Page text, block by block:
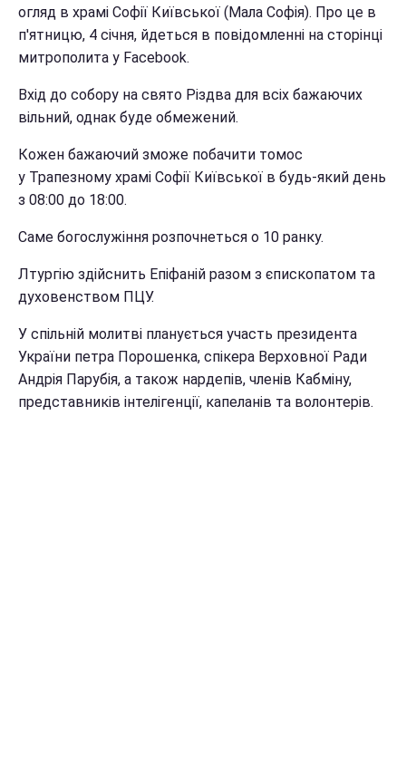
огляд в храмі Софії Київської (Мала Софія). Про це в
п'ятницю, 4 січня, йдеться в повідомленні на сторінці
митрополита у Facebook.
Вхід до собору на свято Різдва для всіх бажаючих
вільний, однак буде обмежений.
Кожен бажаючий зможе побачити томос
у Трапезному храмі Софії Київської в будь-який день
з 08:00 до 18:00.
Саме богослужіння розпочнеться о 10 ранку.
Лтургію здійснить Епіфаній разом з єпископатом та
духовенством ПЦУ.
У спільній молитві планується участь президента
України петра Порошенка, спікера Верховної Ради
Андрія Парубія, а також нардепів, членів Кабміну,
представників інтелігенції, капеланів та волонтерів.